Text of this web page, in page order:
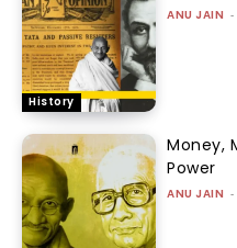
History
ANU JAIN -
Money,
Power
ANU JAIN -